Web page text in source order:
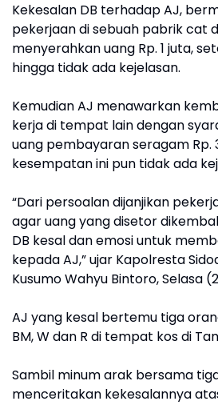
Kekesalan DB terhadap AJ,
pekerjaan di sebuah pabrik cat
menyerahkan uang Rp. 1 juta,
hingga tidak ada kejelasan.
Kemudian AJ menawarkan
kerja di tempat lain dengan
uang pembayaran seragam Rp.
kesempatan ini pun tidak ada
“Dari persoalan dijanjikan
agar uang yang disetor
DB kesal dan emosi untuk
kepada AJ,” ujar Kapolresta
Kusumo Wahyu Bintoro, Selasa
AJ yang kesal bertemu tiga
BM, W dan R di tempat kos di
Sambil minum arak bersama
menceritakan kekesalannya